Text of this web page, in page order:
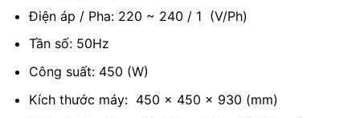
Điện áp / Pha: 220 ~ 240 / 1 (V/Ph)
Tần số: 50Hz
Công suất: 450 (W)
Kích thước máy: 450 x 450 x 930 (mm)